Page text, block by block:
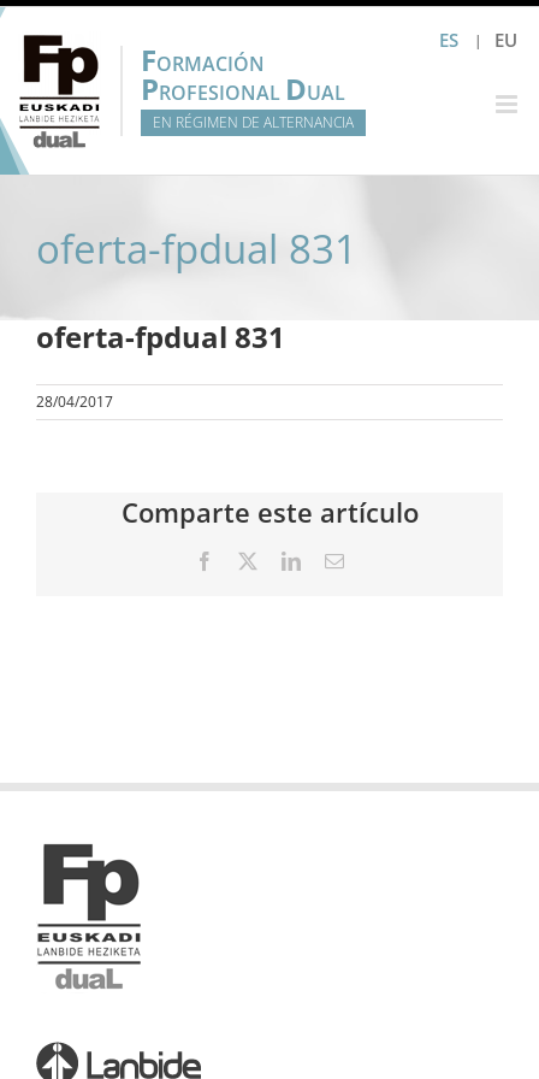
Saltar
contenido
ES EU
FORMACIÓN
PROFESIONAL DUAL
EN RÉGIMEN DE ALTERNANCIA
oferta-fpdual 831
oferta-fpdual 831
28/04/2017
Comparte este artículo
Facebook LinkedInCorreo